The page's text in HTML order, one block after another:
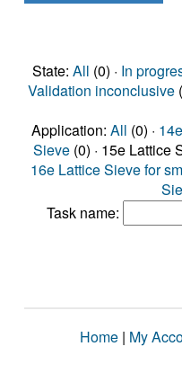
State: All (0) · In
Validation inconclusive
Application: All (0) ·
Sieve (0) · 15e Lattice
16e Lattice Sieve for
Task name:
Home | My